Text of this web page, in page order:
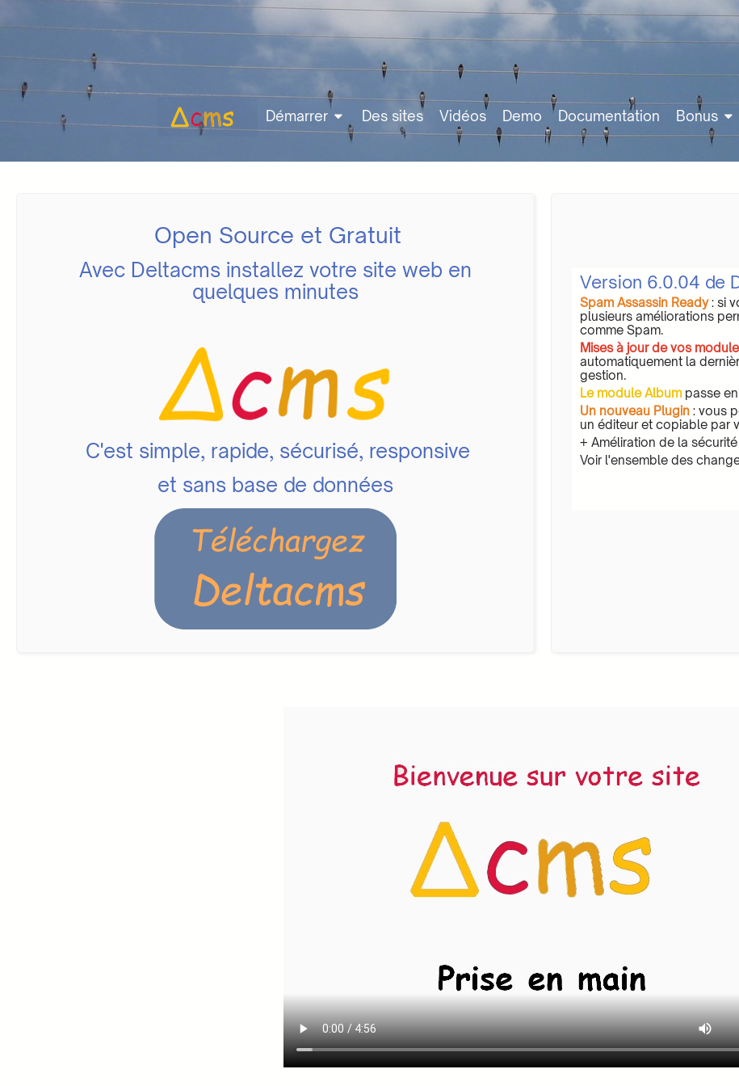
Démarrer Des sites Vidéos Demo Documentation Bonus
Open Source et Gratuit
Avec Deltacms installez votre site web en
quelques minutes
C'est simple, rapide, sécurisé, responsive
et sans base de données
Version 6.0.04 de
Spam Assassin Ready: si
plusieurs améliorations
comme Spam.
Mises à jour de vos
automatiquement la
gestion.
Le module Albumpasse en
Un nouveau Plugin : vous
un éditeur et copiable par
+ Améliration de la
Voir l'ensemble des